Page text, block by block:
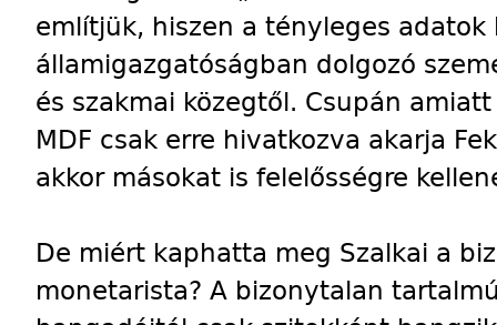
említjük, hiszen a tényleges adatok
államigazgatóságban dolgozó
és szakmai közegtől. Csupán
MDF csak erre hivatkozva akarja
akkor másokat is felelősségre
De miért kaphatta meg Szalkai a
monetarista? A bizonytalan